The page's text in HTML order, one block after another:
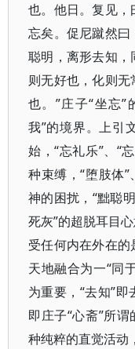
也。他日。复见
忘矣。促尼蹴然
聪明，离形去知
则无好也，化则
也。”庄子“坐忘”
我”的境界。上引
始，“忘礼乐”、“
种束缚，“堕肢体
神的困扰，“黜聪
死灰”的超脱耳目
受任何内在外在
天地融合为一“同
为重要，“去知”
即庄子“心斋”所
种纯粹的直觉活动